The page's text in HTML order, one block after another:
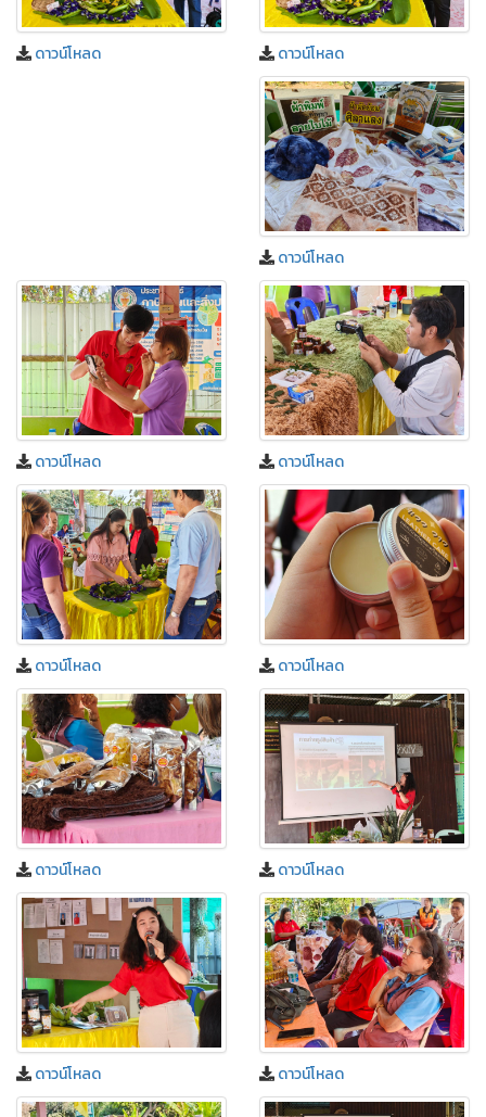
ดาวน์โหลด ดาวน์โหลด
ดาวน์โหลด
ดาวน์โหลด ดาวน์โหลด
ดาวน์โหลด ดาวน์โหลด
ดาวน์โหลด ดาวน์โหลด
ดาวน์โหลด ดาวน์โหลด